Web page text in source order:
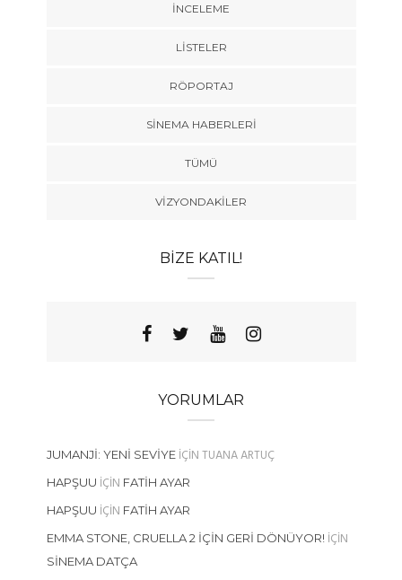
İNCELEME
LISTELER
RÖPORTAJ
SINEMA HABERLERI
TÜMÜ
VIZYONDAKILER
BIZE KATIL!
YORUMLAR
JUMANJI: YENI SEVIYEIÇINTUANA ARTUÇ
HAPŞUU IÇIN FATIH AYAR
HAPŞUU IÇIN FATIH AYAR
EMMA STONE, CRUELLA 2 İÇIN GERI DÖNÜYOR!IÇIN
SINEMA DATÇA